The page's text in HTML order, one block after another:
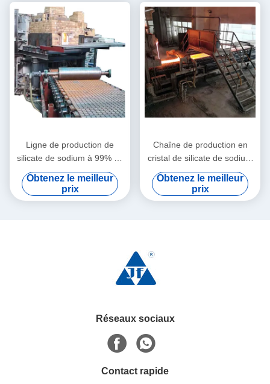
Ligne de production de
silicate de sodium à 99% de
cristal chimique
Obtenez le meilleur
prix
Chaîne de production en
cristal de silicate de sodium
100TPD en verre d'eau du
mode 3
Obtenez le meilleur
prix
Réseaux sociaux
Contact rapide